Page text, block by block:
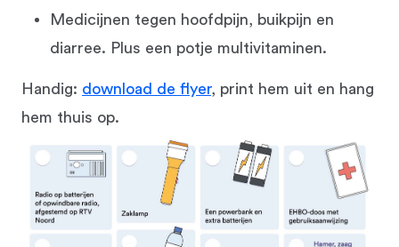
Medicijnen tegen hoofdpijn, buikpijn en
diarree. Plus een potje multivitaminen.
Handig: download de flyer, print hem uit en hang
hem thuis op.